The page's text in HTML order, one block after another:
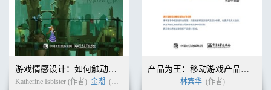
附录A 角色描述文档示例 206
附录B 环境描述文档示例 211
致谢 213
Katherine Isbister (作者) 金潮 (译者) 林宾华 (作者)